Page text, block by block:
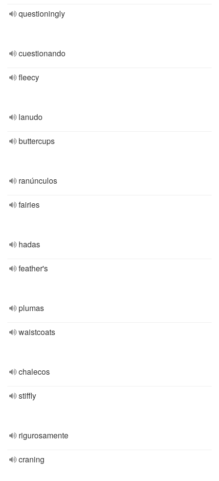
questioningly
cuestionando
fleecy
lanudo
buttercups
ranúnculos
fairies
hadas
feather's
plumas
waistcoats
chalecos
stiffly
rigurosamente
craning